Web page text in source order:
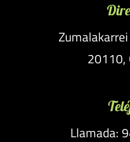
20110,
Llamada: